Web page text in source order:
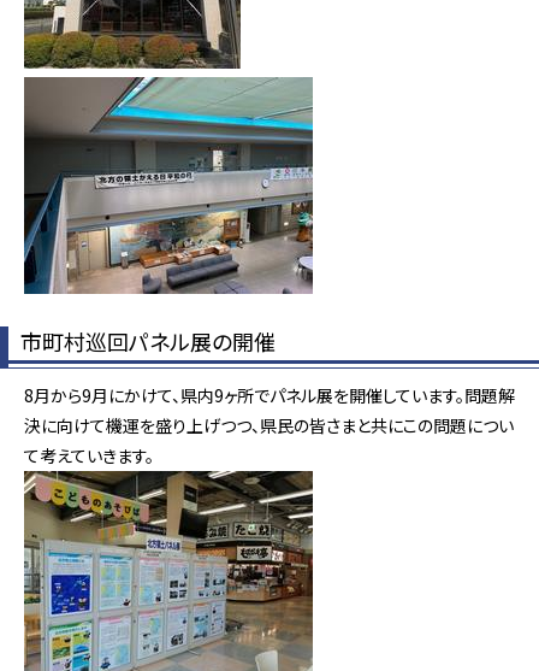
市町村巡回パネル展の開催
8月から9月にかけて、県内9ヶ所でパネル展を開催しています。問題解
決に向けて機運を盛り上げつつ、県民の皆さまと共にこの問題につい
て考えていきます。